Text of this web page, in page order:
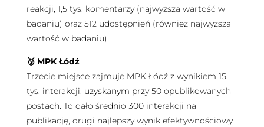
reakcji, 1,5 tys. komentarzy (najwyższa wartość w
badaniu) oraz 512 udostępnień (również najwyższa
wartość w badaniu).
🥉MPK Łódź
Trzecie miejsce zajmuje MPK Łódź z wynikiem 15
tys. interakcji, uzyskanym przy 50 opublikowanych
postach. To dało średnio 300 interakcji na
publikację, drugi najlepszy wynik efektywnościowy